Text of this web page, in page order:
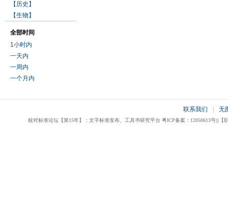
【历史】
【生物】
全部时间
1小时内
一天内
一周内
一个月内
联系我们 无
校对标准论坛【第15年】：文字标准发布、工具书研究平台 粤ICP备案：12050613号|||【